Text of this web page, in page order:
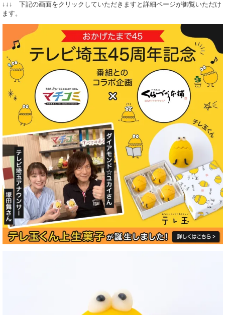
↓↓↓ 下記の画面をクリックしていただきますと詳細ページが御覧いただけ
ます。